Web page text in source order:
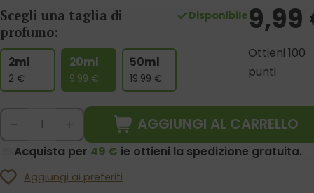
Scegli una taglia di
profumo:
2ml
2 €
20ml
9.99 €
50ml
19.99 €
Disponibile9,99
Ottieni 100
punti
AGGIUNGI AL CARRELLO
Acquista per 49 € ie ottieni la spedizione gratuita.
Aggiungi ai preferiti